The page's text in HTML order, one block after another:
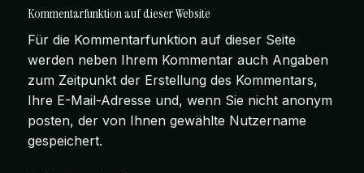
Kommentar­funktion auf dieser Website
Für die Kommentarfunktion auf dieser Seite
werden neben Ihrem Kommentar auch Angaben
zum Zeitpunkt der Erstellung des Kommentars,
Ihre E-Mail-Adresse und, wenn Sie nicht anonym
posten, der von Ihnen gewählte Nutzername
gespeichert.